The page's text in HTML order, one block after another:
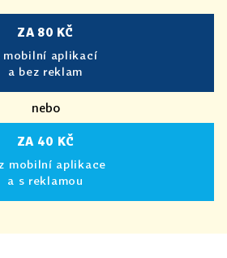
ZA 80 KČ
mobilní aplikací
a bez reklam
nebo
ZA 40 KČ
mobilní aplikace
a s reklamou